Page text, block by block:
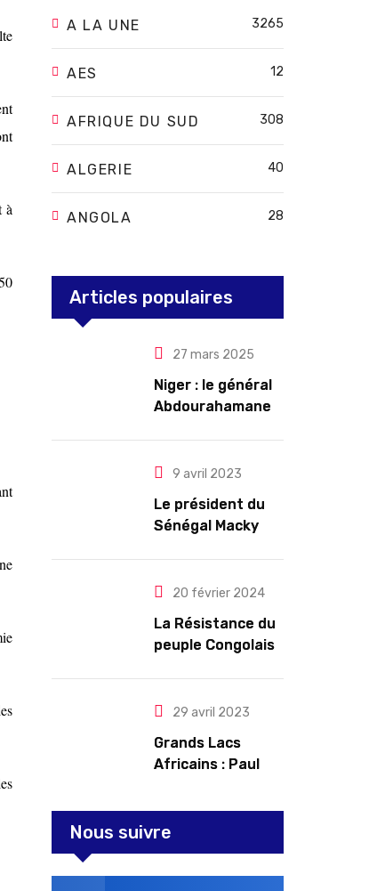
à
A LA UNE 3265
AES 12
AFRIQUE DU SUD 308
ALGERIE 40
ANGOLA 28
Articles populaires
27 mars 2025
Niger : le général
Abdourahamane
investi président
renouvelables
9 avril 2023
Le président du
Sénégal Macky
l’arrêt des
20 février 2024
La Résistance du
peuple Congolais
par le Rwanda
29 avril 2023
Grands Lacs
Africains : Paul
redorer le blason
Nous suivre